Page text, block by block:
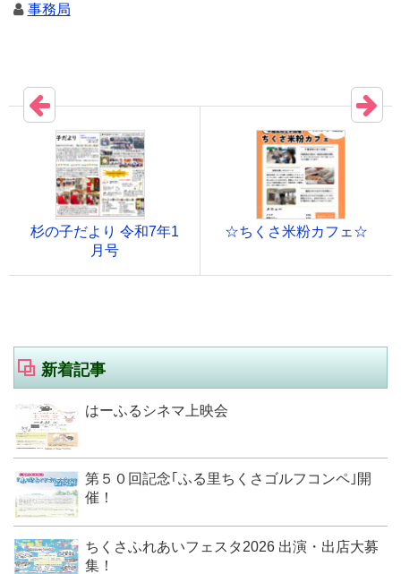
事務局
杉の子だより 令和7年1
月号
☆ちくさ米粉カフェ☆
新着記事
はーふるシネマ上映会
第５０回記念｢ふる里ちくさゴルフコンペ｣開
催！
ちくさふれあいフェスタ2026 出演・出店大募
集！